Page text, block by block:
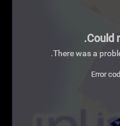
Could
There was a
Error